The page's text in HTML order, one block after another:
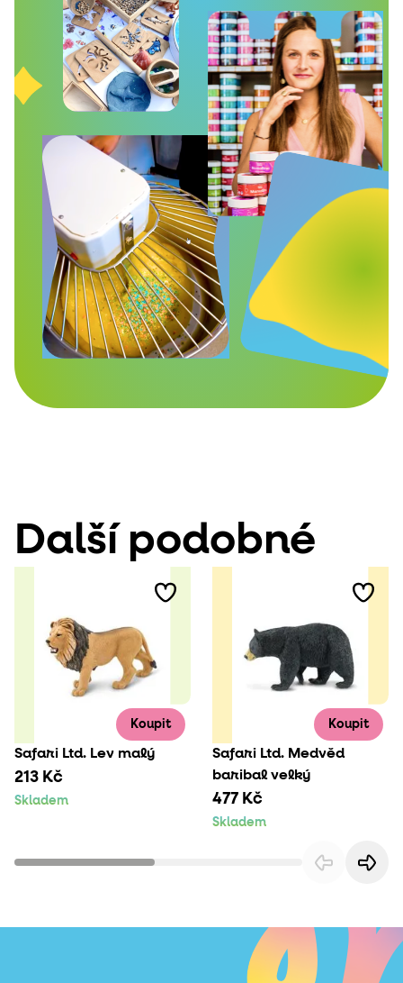
Další podobné
Koupit
Safari Ltd. Lev malý
213 Kč
Skladem
Koupit
Safari Ltd. Medvěd
baribal velký
477 Kč
Skladem